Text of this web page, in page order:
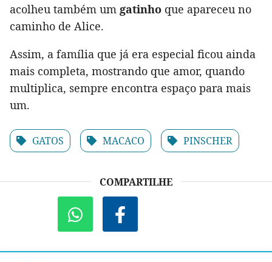
acolheu também um gatinho que apareceu no
caminho de Alice.
Assim, a família que já era especial ficou ainda
mais completa, mostrando que amor, quando
multiplica, sempre encontra espaço para mais
um.
GATOS MACACO PINSCHER
COMPARTILHE